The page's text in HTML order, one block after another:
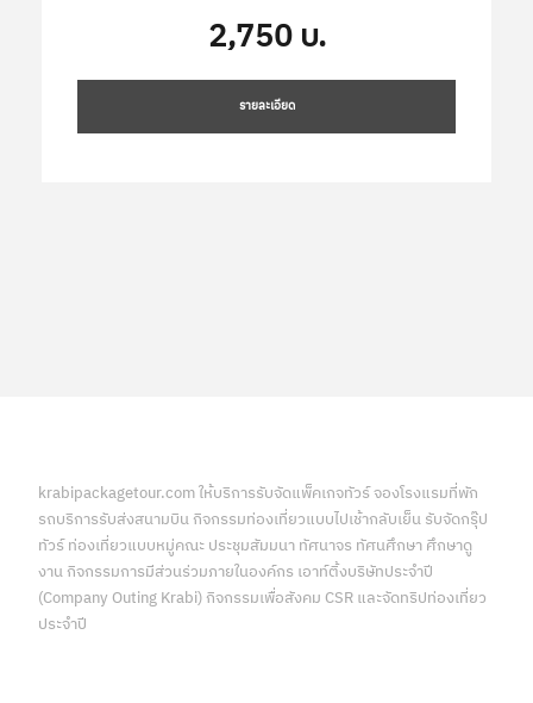
2,750 บ.
รายละเอียด
krabipackagetour.com ให้บริการรับจัดแพ็คเกจทัวร์ จองโรงแรมที่พัก
รถบริการรับส่งสนามบิน กิจกรรมท่องเที่ยวแบบไปเช้ากลับเย็น รับจัดกรุ๊ป
ทัวร์ ท่องเที่ยวแบบหมู่คณะ ประชุมสัมมนา ทัศนาจร ทัศนศึกษา ศึกษาดู
งาน กิจกรรมการมีส่วนร่วมภายในองค์กร เอาท์ติ้งบริษัทประจำปี
(Company Outing Krabi) กิจกรรมเพื่อสังคม CSR และจัดทริปท่องเที่ยว
ประจำปี